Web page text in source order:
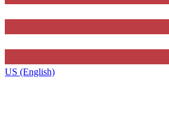
US (English)